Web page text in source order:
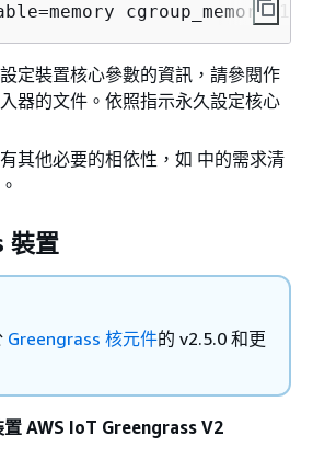
定裝置核心參數的資訊，請參閱作
器的文件。依照指示永久設定核心
其他必要的相依性，如 中的需求清
。
裝置
Greengrass 核元件的 v2.5.0 和更
AWS IoT Greengrass V2